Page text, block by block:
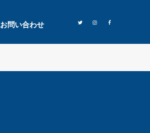
お問い合わせ